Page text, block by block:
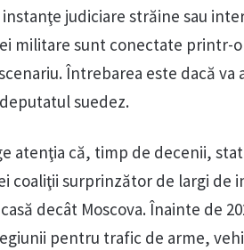
judiciare străine sau
militare sunt conectate printr-
Întrebarea este dacă va
suedez.
atenţia că, timp de decenii,
coaliţii surprinzător de largi de
decât Moscova. Înainte de
pentru trafic de arme,